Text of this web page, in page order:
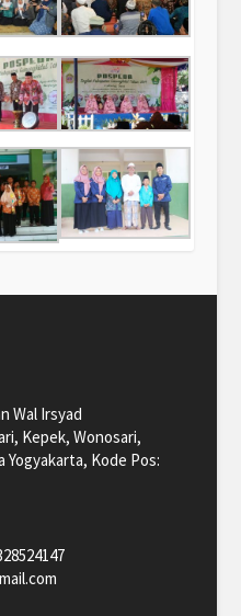
Wal Irsyad
Kepek, Wonosari,
Kode Pos: